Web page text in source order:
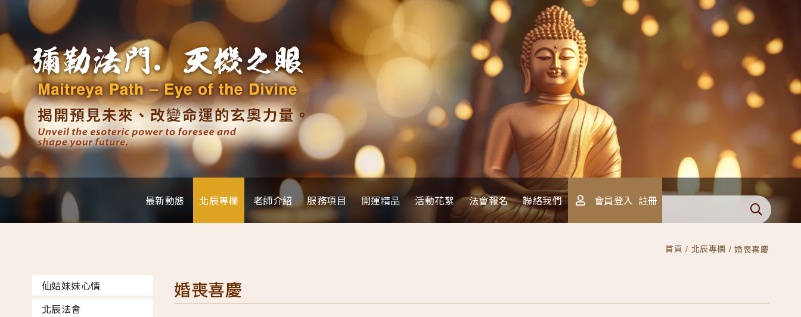
最新動態 北辰專欄 老師介紹 服務項目 開運精品 活動花絮 法會報名 聯絡我們 會員登入 註冊
首頁 北辰專欄 婚喪喜慶
仙姑妹妹心情
北辰法會
婚喪喜慶